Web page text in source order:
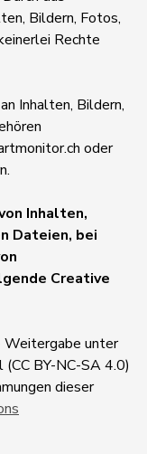
Bildern, Fotos,
Rechte
Inhalten, Bildern,
oder
Inhalten,
Dateien, bei
Creative
Weitergabe unter
BY-NC-SA 4.0)
dieser